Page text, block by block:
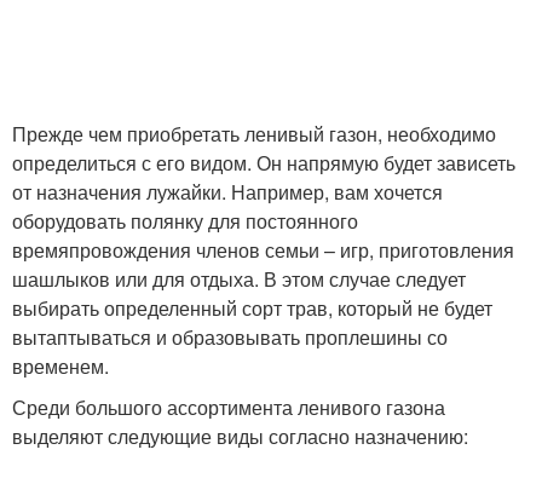
Прежде чем приобретать ленивый газон, необходимо
определиться с его видом. Он напрямую будет зависеть
от назначения лужайки. Например, вам хочется
оборудовать полянку для постоянного
времяпровождения членов семьи – игр, приготовления
шашлыков или для отдыха. В этом случае следует
выбирать определенный сорт трав, который не будет
вытаптываться и образовывать проплешины со
временем.
Среди большого ассортимента ленивого газона
выделяют следующие виды согласно назначению: